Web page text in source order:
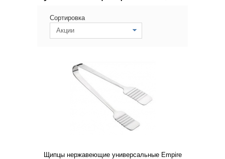
Сортировка
Акции
Щипцы нержавеющие универсальные Empire